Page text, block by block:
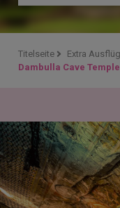
Titelseite Extra
Dambulla Cave